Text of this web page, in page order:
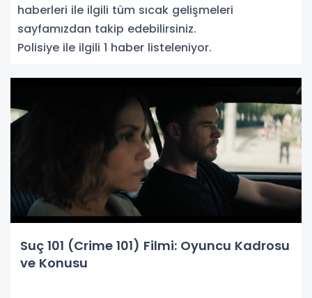
haberleri ile ilgili tüm sıcak gelişmeleri
sayfamızdan takip edebilirsiniz.
Polisiye ile ilgili 1 haber listeleniyor.
Suç 101 (Crime 101) Filmi: Oyuncu Kadrosu
ve Konusu